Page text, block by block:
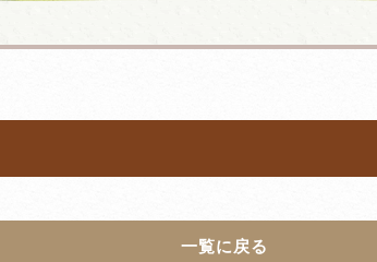
一覧に戻る